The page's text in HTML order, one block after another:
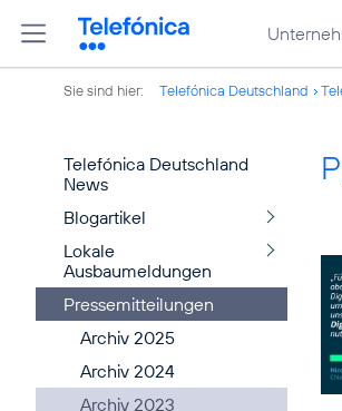
Sie sind hier: Telefónica Deutschland
Telefónica Deutschland
News
Blogartikel
Lokale
Ausbaumeldungen
Pressemitteilungen
Archiv 2025
Archiv 2024
Archiv 2023